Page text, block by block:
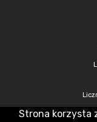
Strona korzysta